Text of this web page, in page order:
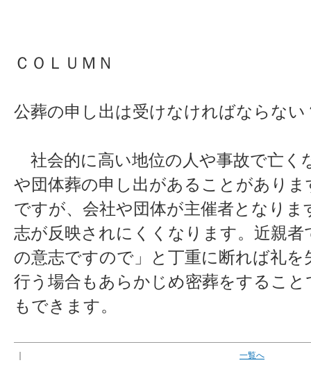
ＣＯＬＵＭＮ
公葬の申し出は受けなければならない
社会的に高い地位の人や事故で亡く
や団体葬の申し出があることがあり
ですが、会社や団体が主催者となり
志が反映されにくくなります。近親
の意志ですので」と丁重に断れば礼
行う場合もあらかじめ密葬をするこ
もできます。
｜ 一覧へ